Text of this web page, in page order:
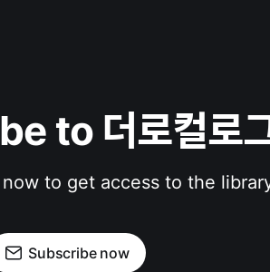
to 더로컬로
to get access to the
Subscribe now